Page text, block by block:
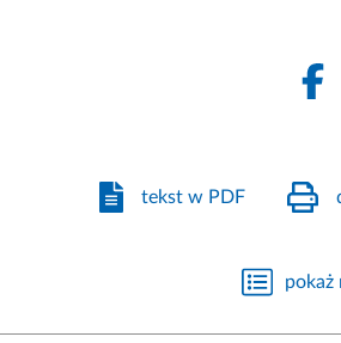
tekst w PDF
pokaż